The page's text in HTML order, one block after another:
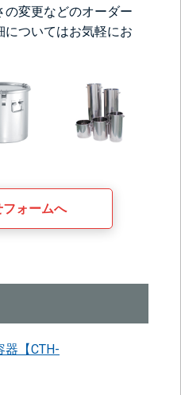
の変更などのオーダー
についてはお気軽にお
フォームへ
器【CTH-